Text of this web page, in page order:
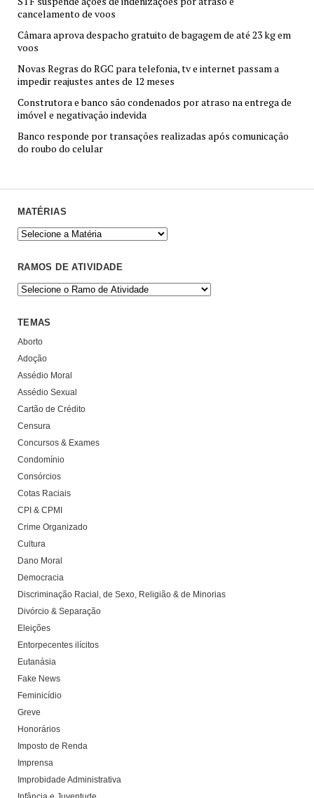
cancelamento de voos
Câmara aprova despacho gratuito de bagagem de até 23 kg em
voos
Novas Regras do RGC para telefonia, tv e internet passam a
impedir reajustes antes de 12 meses
Construtora e banco são condenados por atraso na entrega de
imóvel e negativação indevida
Banco responde por transações realizadas após comunicação
do roubo do celular
MATÉRIAS
RAMOS DE ATIVIDADE
TEMAS
Aborto
Adoção
Assédio Moral
Assédio Sexual
Cartão de Crédito
Censura
Concursos & Exames
Condomínio
Consórcios
Cotas Raciais
CPI & CPMI
Crime Organizado
Cultura
Dano Moral
Democracia
Discriminação Racial, de Sexo, Religião & de Minorias
Divórcio & Separação
Eleições
Entorpecentes ilícitos
Eutanásia
Fake News
Feminicídio
Greve
Honorários
Imposto de Renda
Imprensa
Improbidade Administrativa